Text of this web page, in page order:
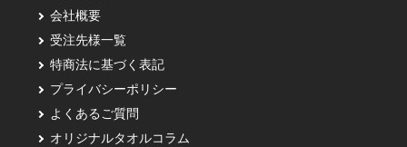
会社概要
受注先様一覧
特商法に基づく表記
プライバシーポリシー
よくあるご質問
オリジナルタオルコラム